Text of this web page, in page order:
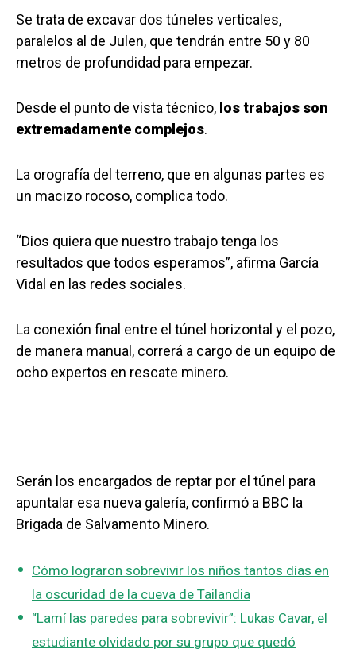
Se trata de excavar dos túneles verticales,
paralelos al de Julen, que tendrán entre 50 y 80
metros de profundidad para empezar.
Desde el punto de vista técnico, los trabajos son
extremadamente complejos.
La orografía del terreno, que en algunas partes es
un macizo rocoso, complica todo.
“Dios quiera que nuestro trabajo tenga los
resultados que todos esperamos”, afirma García
Vidal en las redes sociales.
La conexión final entre el túnel horizontal y el pozo,
de manera manual, correrá a cargo de un equipo de
ocho expertos en rescate minero.
Serán los encargados de reptar por el túnel para
apuntalar esa nueva galería, confirmó a BBC la
Brigada de Salvamento Minero.
Cómo lograron sobrevivir los niños tantos días en
la oscuridad de la cueva de Tailandia
“Lamí las paredes para sobrevivir”: Lukas Cavar, el
estudiante olvidado por su grupo que quedó